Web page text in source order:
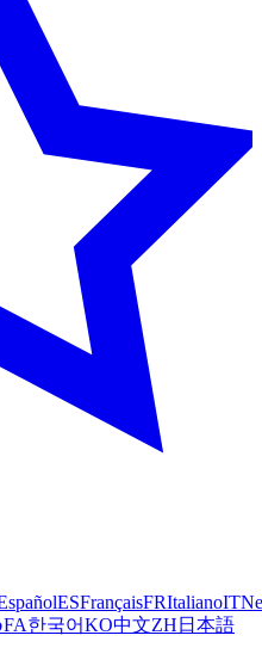
ESFrançaisFRItalianoIT
FA한국어KO中文ZH 日本語